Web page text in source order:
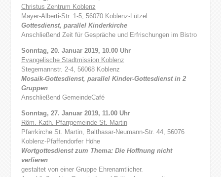
Christus Zentrum Koblenz
Mayer-Alberti-Str. 1-5, 56070 Koblenz-Lützel
Gottesdienst, parallel Kinderkirche
Anschließend Zeit für Gespräche und Erfrischungen im Bistro
Sonntag, 20. Januar 2019, 10.00 Uhr
Evangelische Stadtmission Koblenz
Stegemannstr. 2-4, 56068 Koblenz
Mosaik-Gottesdienst, parallel Kinder-Gottesdienst in 2
Gruppen
Anschließend GemeindeCafé
Sonntag, 27. Januar 2019, 11.00 Uhr
Röm.-Kath. Pfarrgemeinde St. Martin
Pfarrkirche St. Martin, Balthasar-Neumann-Str. 44, 56076
Koblenz-Pfaffendorfer Höhe
Wortgottesdienst zum Thema: Die Hoffnung nicht
verlieren
gestaltet von einer Gruppe Ehrenamtlicher.